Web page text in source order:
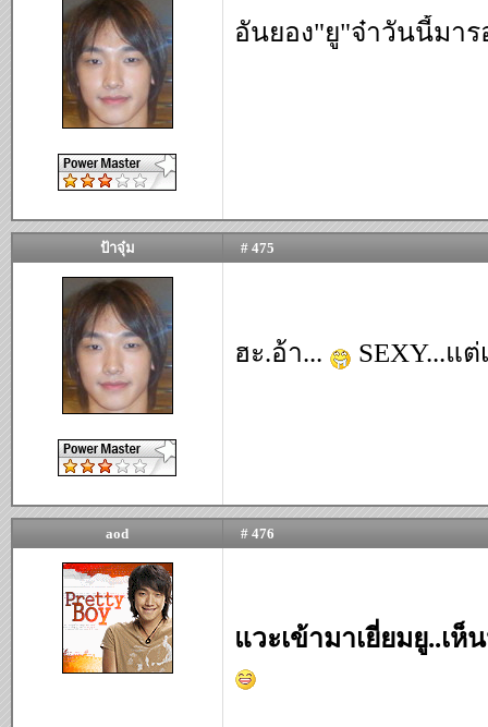
อันยอง"ยู"จ๋าวันนี้มา
ป้าจุ๋ม # 475
ฮะ.อ้า... SEXY...แต่
aod # 476
แวะเข้ามาเยี่ยมยู..เห็